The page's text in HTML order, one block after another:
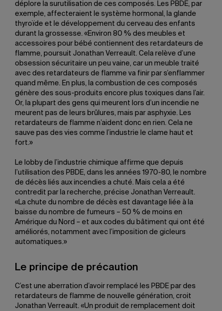
déplore la surutilisation de ces composés. Les PBDE, par
exemple, affecteraient le système hormonal, la glande
thyroïde et le développement du cerveau des enfants
durant la grossesse. «Environ 80 % des meubles et
accessoires pour bébé contiennent des retardateurs de
flamme, poursuit Jonathan Verreault. Cela relève d’une
obsession sécuritaire un peu vaine, car un meuble traité
avec des retardateurs de flamme va finir par s’enflammer
quand même. En plus, la combustion de ces composés
génère des sous-produits encore plus toxiques dans l’air.
Or, la plupart des gens qui meurent lors d’un incendie ne
meurent pas de leurs brûlures, mais par asphyxie. Les
retardateurs de flamme n’aident donc en rien. Cela ne
sauve pas des vies comme l’industrie le clame haut et
fort.»
Le lobby de l’industrie chimique affirme que depuis
l’utilisation des PBDE, dans les années 1970-80, le nombre
de décès liés aux incendies a chuté. Mais cela a été
contredit par la recherche, précise Jonathan Verreault.
«La chute du nombre de décès est davantage liée à la
baisse du nombre de fumeurs – 50 % de moins en
Amérique du Nord – et aux codes du bâtiment qui ont été
améliorés, notamment avec l’imposition de gicleurs
automatiques.»
Le principe de précaution
C’est une aberration d’avoir remplacé les PBDE par des
retardateurs de flamme de nouvelle génération, croit
Jonathan Verreault. «Un produit de remplacement doit